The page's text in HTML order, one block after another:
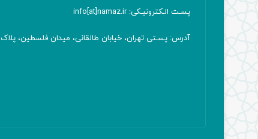
پسـت الـکترونیـکی: info[at]namaz.ir
آدرس: پسـتی تهران، خیابان طالقانی، میدان فلسطین، پلاک 387 کدپستی: ۱۴۱۶۷۱۳۸۱۱